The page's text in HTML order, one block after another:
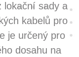
lokační sady a
kabelů pro
je určený pro
dosahu na